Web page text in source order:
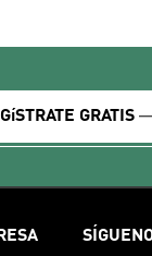
GRATIS